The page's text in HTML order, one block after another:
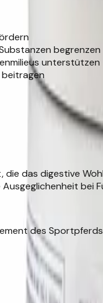
begrenzen
unterstützen
beitragen
das digestive
bei
des